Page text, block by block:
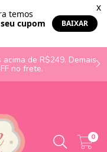
de R$249. Demais
no frete.
0